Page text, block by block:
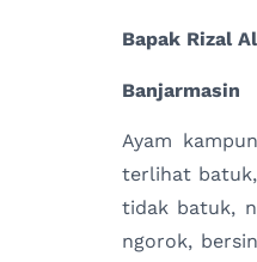
Bapak Rizal
Banjarmasin
Ayam
terlihat batuk,
tidak batuk,
ngorok,